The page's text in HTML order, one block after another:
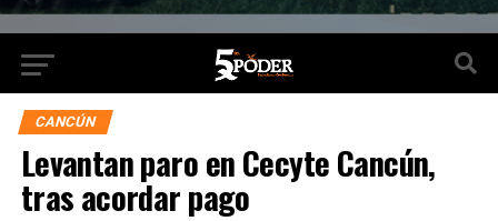
CANCÚN
Levantan paro en Cecyte Cancún,
tras acordar pago